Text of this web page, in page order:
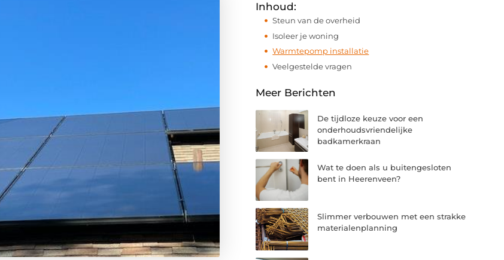
Inhoud:
Steun van de overheid
Isoleer je woning
Warmtepomp installatie
Veelgestelde vragen
Meer Berichten
De tijdloze keuze voor een
onderhoudsvriendelijke
badkamerkraan
Wat te doen als u buitengesloten
bent in Heerenveen?
Slimmer verbouwen met een strakke
materialenplanning